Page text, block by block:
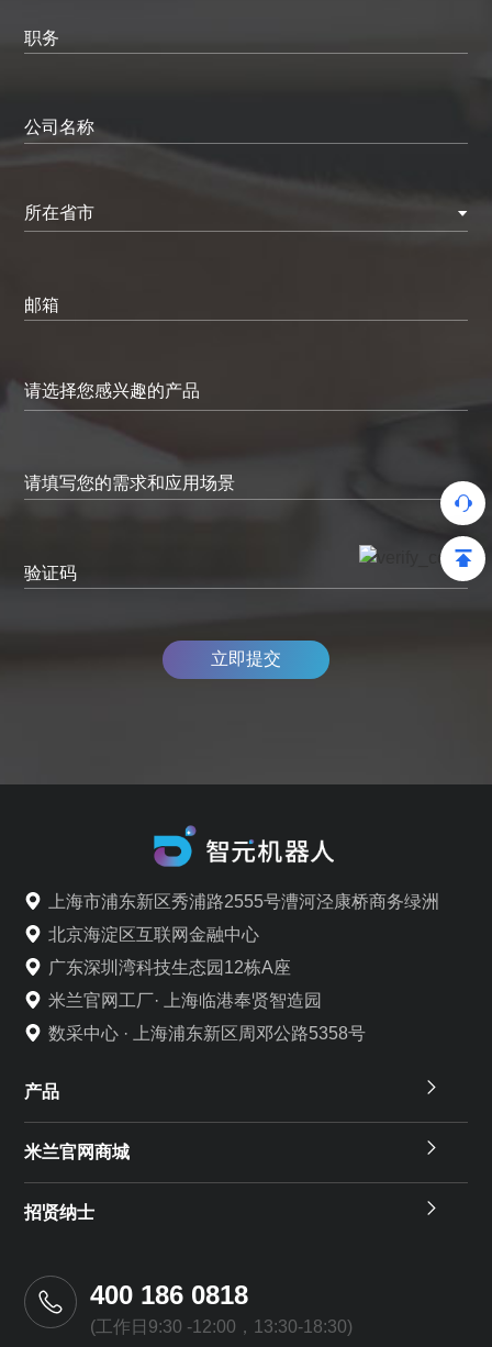
职务
公司名称
所在省市
邮箱
请填写您的需求和应用场景
验证码
立即提交
上海市浦东新区秀浦路2555号漕河泾康桥商务绿洲
北京海淀区互联网金融中心
广东深圳湾科技生态园12栋A座
米兰官网工厂· 上海临港奉贤智造园
数采中心 · 上海浦东新区周邓公路5358号
产品
米兰官网商城
招贤纳士
400 186 0818
(工作日9:30 -12:00，13:30-18:30)